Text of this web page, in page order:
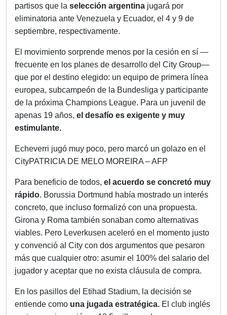
partisos que la selección argentina jugará por
eliminatoria ante Venezuela y Ecuador, el 4 y 9 de
septiembre, respectivamente.
El movimiento sorprende menos por la cesión en sí —
frecuente en los planes de desarrollo del City Group—
que por el destino elegido: un equipo de primera línea
europea, subcampeón de la Bundesliga y participante
de la próxima Champions League. Para un juvenil de
apenas 19 años, el desafío es exigente y muy
estimulante.
Echeverri jugó muy poco, pero marcó un golazo en el
CityPATRICIA DE MELO MOREIRA – AFP
Para beneficio de todos, el acuerdo se concretó muy
rápido. Borussia Dortmund había mostrado un interés
concreto, que incluso formalizó con una propuesta.
Girona y Roma también sonaban como alternativas
viables. Pero Leverkusen aceleró en el momento justo
y convenció al City con dos argumentos que pesaron
más que cualquier otro: asumir el 100% del salario del
jugador y aceptar que no exista cláusula de compra.
En los pasillos del Etihad Stadium, la decisión se
entiende como una jugada estratégica. El club inglés